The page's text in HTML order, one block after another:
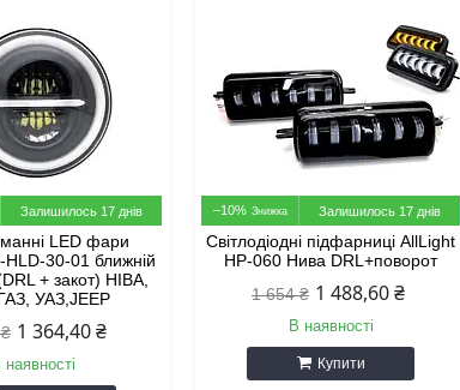
Залишилось 17 днів
LED фари
30-01 ближній
+ закот) НІВА,
УАЗ,JEEP
1 364,40 ₴
наявності
–10% Залишилось 17 днів
Світлодіодні підфарниці AllLight
HP-060 Нива DRL+поворот
1 654 ₴ 1 488,60 ₴
В наявності
Купити